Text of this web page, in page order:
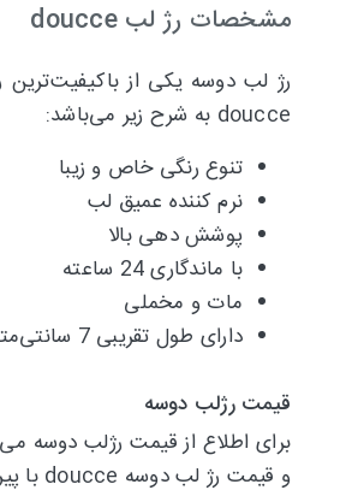
مشخصات رژ لب doucce
رژ لب دوسه یکی از
doucce به شرح زیر می‌باشد:
تنوع رنگی خاص و زیبا
نرم کننده عمیق لب
پوشش دهی بالا
با ماندگاری 24 ساعته
مات و مخملی
دارای طول تقریبی 7 سانتی‌متر
قیمت رژلب دوسه
برای اطلاع از قیمت رژلب دوسه
و قیمت رژ لب دوسه doucce با پیراکده تماس حاصل فرمایید.